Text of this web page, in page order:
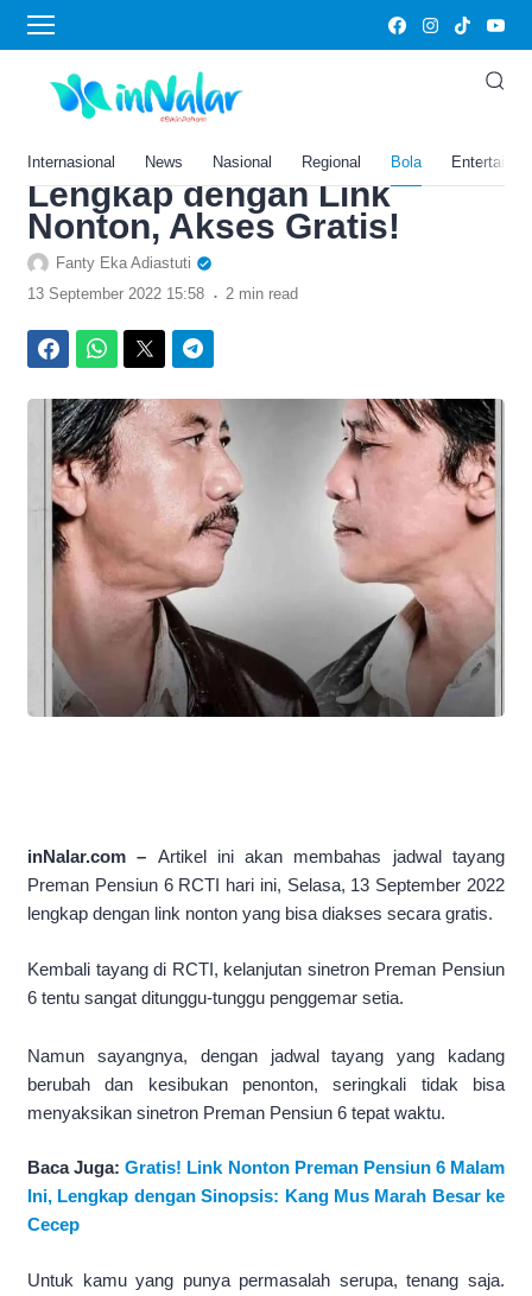
Internasional News Nasional Regional Bola
Home›Bola
Jadwal Tayang Preman
Pensiun 6 Hari Ini, Selasa
13 September 2022
Lengkap dengan Link
Nonton, Akses Gratis!
Fanty Eka Adiastuti
13 September 2022 15:58 . 2 min read
inNalar.com – Artikel ini akan membahas jadwal tayang
Preman Pensiun 6 RCTI hari ini, Selasa, 13 September 2022
lengkap dengan link nonton yang bisa diakses secara gratis.
Kembali tayang di RCTI, kelanjutan sinetron Preman Pensiun
6 tentu sangat ditunggu-tunggu penggemar setia.
Namun sayangnya, dengan jadwal tayang yang kadang
berubah dan kesibukan penonton, seringkali tidak bisa
menyaksikan sinetron Preman Pensiun 6 tepat waktu.
Baca Juga:Gratis! Link Nonton Preman Pensiun 6 Malam
Ini, Lengkap dengan Sinopsis: Kang Mus Marah Besar ke
Cecep
Untuk kamu yang punya permasalah serupa, tenang saja.